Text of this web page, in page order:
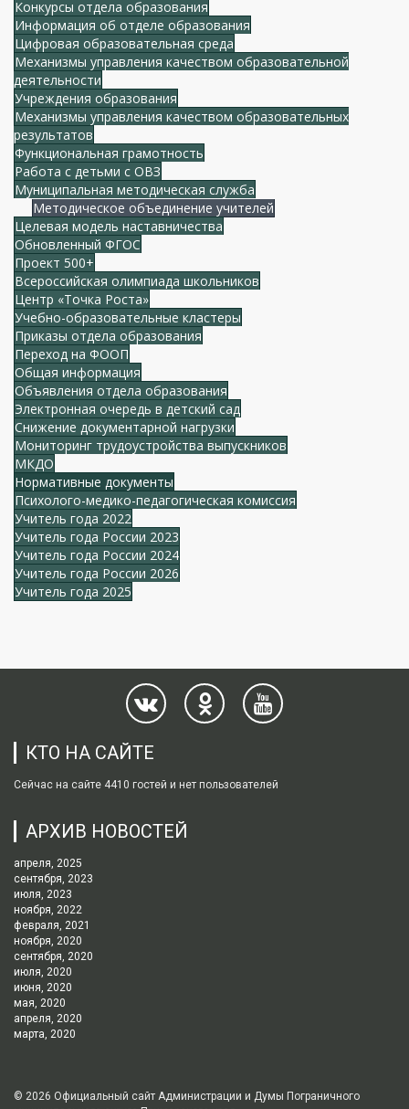
Конкурсы отдела образования
Информация об отделе образования
Цифровая образовательная среда
Механизмы управления качеством образовательной
деятельности
Учреждения образования
Механизмы управления качеством образовательных
результатов
Функциональная грамотность
Работа с детьми с ОВЗ
Муниципальная методическая служба
Методическое объединение учителей
Целевая модель наставничества
Обновленный ФГОС
Проект 500+
Всероссийская олимпиада школьников
Центр «Точка Роста»
Учебно-образовательные кластеры
Приказы отдела образования
Переход на ФООП
Общая информация
Объявления отдела образования
Электронная очередь в детский сад
Снижение документарной нагрузки
Мониторинг трудоустройства выпускников
МКДО
Нормативные документы
Психолого-медико-педагогическая комиссия
Учитель года 2022
Учитель года России 2023
Учитель года России 2024
Учитель года России 2026
Учитель года 2025
КТО НА САЙТЕ
Сейчас на сайте 4410 гостей и нет пользователей
АРХИВ НОВОСТЕЙ
апреля, 2025
сентября, 2023
июля, 2023
ноября, 2022
февраля, 2021
ноября, 2020
сентября, 2020
июля, 2020
июня, 2020
мая, 2020
апреля, 2020
марта, 2020
© 2026 Официальный сайт Администрации и Думы Пограничного